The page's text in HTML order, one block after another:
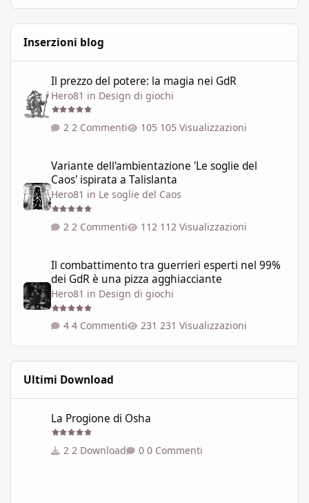
Inserzioni blog
Il prezzo del potere: la magia nei GdR
Hero81 in Design di giochi
2 Commenti 105 Visualizzazioni
Variante dell'ambientazione 'Le soglie del
Caos' ispirata a Talislanta
Hero81 in Le soglie del Caos
2 Commenti 112 Visualizzazioni
Il combattimento tra guerrieri esperti nel 99%
dei GdR è una pizza agghiacciante
Hero81 in Design di giochi
4 Commenti 231 Visualizzazioni
Ultimi Download
La Progione di Osha
2 Download 0 Commenti